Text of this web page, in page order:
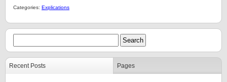
Categories: Explications
Recent Posts Pages